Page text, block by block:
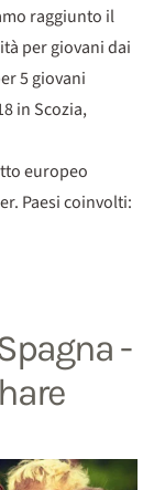
raggiunto il
per giovani dai
5 giovani
in Scozia,
europeo
Paesi coinvolti:
-